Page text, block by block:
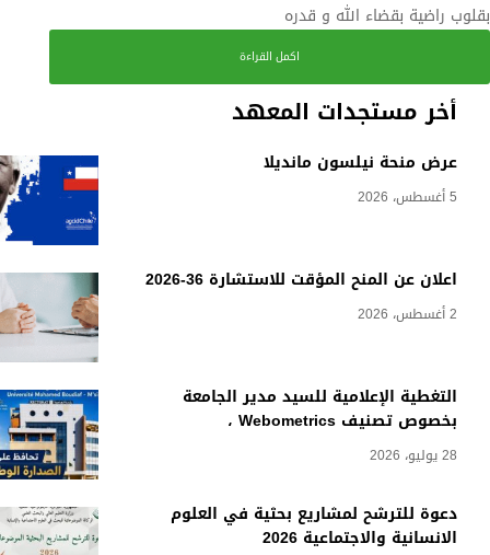
أخر مستجدات المعهد
عرض منحة نيلسون مانديلا
5 أغسطس، 2026
اعلان عن المنح المؤقت للاستشارة 36-2026
2 أغسطس، 2026
التغطية الإعلامية للسيد مدير الجامعة
بخصوص تصنيف Webometrics ،
28 يوليو، 2026
دعوة للترشح لمشاريع بحثية في العلوم
الانسانية والاجتماعية 2026
بقلوب راضية بقضاء الله و قدره
اكمل القراءة